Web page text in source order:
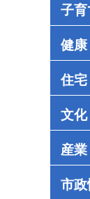
子
健
住
文
産
市政